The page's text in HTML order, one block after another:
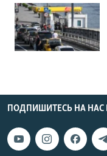
ПОДПИШИТЕСЬ НА НАС